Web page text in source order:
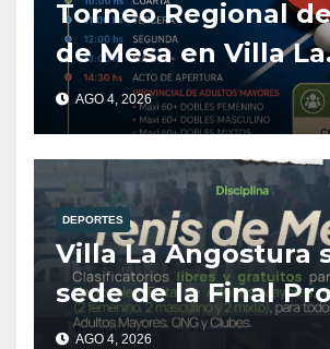
Torneo Regional
de Mesa en Villa La
Angostura
AGO 4, 2026
DEPORTES
Villa La Angostura
sede de la Final
de Tenis de Mesa
AGO 4, 2026